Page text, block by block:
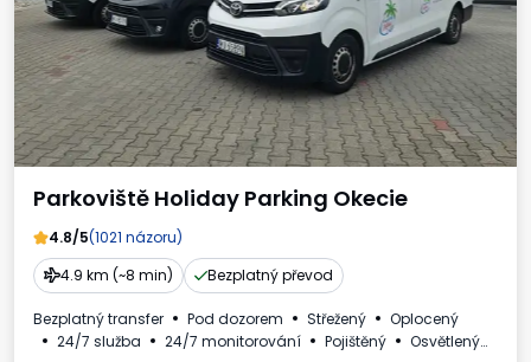
Parkoviště Holiday Parking Okecie
4.8/5(1021 názoru)
4.9 km (~8 min)
Bezplatný převod
Bezplatný transfer Pod dozorem Střežený
Oplocený
24/7 služba
24/7 monitorování Pojištěný
Osvětlený